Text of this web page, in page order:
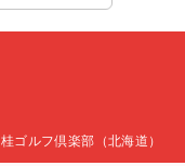
桂ゴルフ倶楽部（北海道）